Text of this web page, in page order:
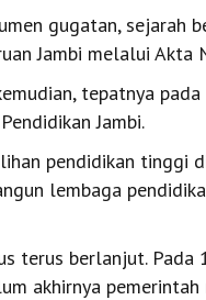
gugatan, sejarah
Jambi melalui
tepatnya
Jambi.
pendidikan tinggi
lembaga
terus berlanjut.
akhirnya